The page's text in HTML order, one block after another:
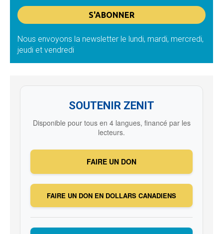
Nous envoyons la newsletter le lundi, mardi, mercredi,
jeudi et vendredi
SOUTENIR ZENIT
Disponible pour tous en 4 langues, financé par les
lecteurs.
FAIRE UN DON
FAIRE UN DON EN DOLLARS CANADIENS